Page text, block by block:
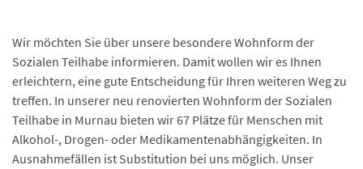
Wir möchten Sie über unsere besondere Wohnform der
Sozialen Teilhabe informieren. Damit wollen wir es Ihnen
erleichtern, eine gute Entscheidung für Ihren weiteren Weg zu
treffen. In unserer neu renovierten Wohnform der Sozialen
Teilhabe in Murnau bieten wir 67 Plätze für Menschen mit
Alkohol-, Drogen- oder Medikamentenabhängigkeiten. In
Ausnahmefällen ist Substitution bei uns möglich. Unser